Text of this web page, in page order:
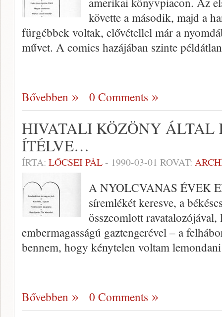
követte a második, majd a
fürgébbek voltak, elővétellel már a
művet. A comics hazájában szinte
Bővebben 0 Comments
HIVATALI KÖZÖNY ÁLTAL
ÍTÉLVE…
ÍRTA: LŐCSEI PÁL- 1990-03-01 ROVAT:
A NYOLCVANAS ÉVEK
síremlékét keresve, a
összeomlott
embermagasságú gaztengerével – a
bennem, hogy kénytelen voltam
Bővebben 0 Comments